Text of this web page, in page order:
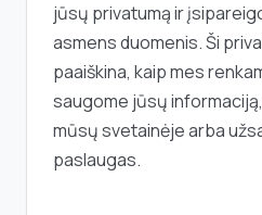
jūsų privatumą ir
asmens duomenis. Ši
paaiškina, kaip mes
saugome jūsų
mūsų svetainėje arba
paslaugas.